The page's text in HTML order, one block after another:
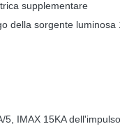
supplementare
della sorgente luminosa
IMAX 15KA